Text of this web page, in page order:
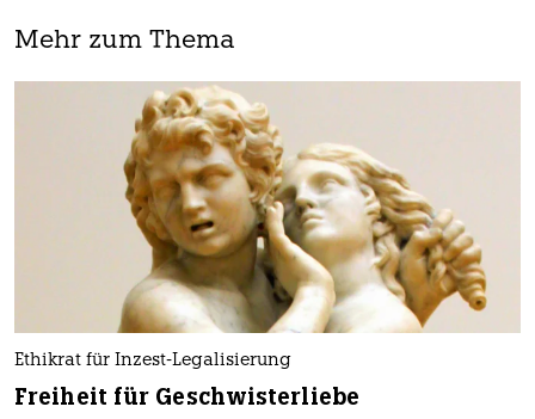
Mehr zum Thema
Ethikrat für Inzest-Legalisierung
Freiheit für Geschwisterliebe